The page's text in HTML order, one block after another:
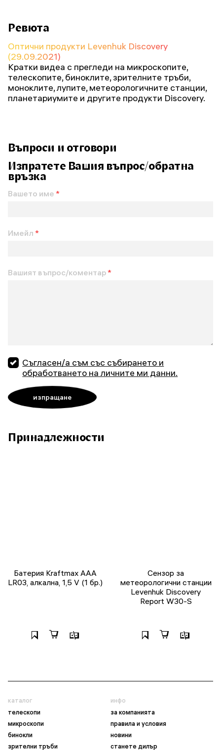
Ревюта
Оптични продукти Levenhuk Discovery
(29.09.2021)
Кратки видеа с прегледи на микроскопите,
телескопите, биноклите, зрителните тръби,
моноклите, лупите, метеорологичните станции,
планетариумите и другите продукти Discovery.
Въпроси и отговори
Изпратете Вашия въпрос/обратна
връзка
Вашето име *
Имейл *
Вашият въпрос/коментар*
Съгласен/а съм със събирането и
обработването на личните ми данни.
Принадлежности
Батерия Kraftmax AAA
LR03, алкална, 1,5 V (1 бр.)
Сензор за
метеорологични станции
Levenhuk Discovery
Report W30-S
каталог
телескопи
микроскопи
бинокли
зрителни тръби
инфо
за компанията
правила и условия
новини
станете дилър